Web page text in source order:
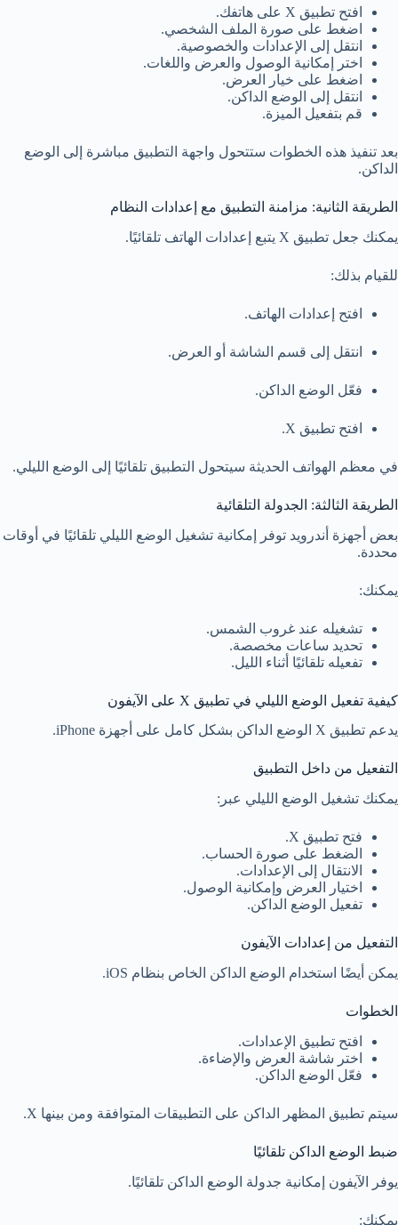
افتح تطبيق X على هاتفك.
اضغط على صورة الملف الشخصي.
انتقل إلى الإعدادات والخصوصية.
اختر إمكانية الوصول والعرض واللغات.
اضغط على خيار العرض.
انتقل إلى الوضع الداكن.
قم بتفعيل الميزة.
بعد تنفيذ هذه الخطوات ستتحول واجهة التطبيق مباشرة إلى الوضع
الداكن.
الطريقة الثانية: مزامنة التطبيق مع إعدادات النظام
يمكنك جعل تطبيق X يتبع إعدادات الهاتف تلقائيًا.
للقيام بذلك:
افتح إعدادات الهاتف.
انتقل إلى قسم الشاشة أو العرض.
فعّل الوضع الداكن.
افتح تطبيق X.
في معظم الهواتف الحديثة سيتحول التطبيق تلقائيًا إلى الوضع الليلي.
الطريقة الثالثة: الجدولة التلقائية
بعض أجهزة أندرويد توفر إمكانية تشغيل الوضع الليلي تلقائيًا في أوقات
محددة.
يمكنك:
تشغيله عند غروب الشمس.
تحديد ساعات مخصصة.
تفعيله تلقائيًا أثناء الليل.
كيفية تفعيل الوضع الليلي في تطبيق X على الآيفون
يدعم تطبيق X الوضع الداكن بشكل كامل على أجهزة iPhone.
التفعيل من داخل التطبيق
يمكنك تشغيل الوضع الليلي عبر:
فتح تطبيق X.
الضغط على صورة الحساب.
الانتقال إلى الإعدادات.
اختيار العرض وإمكانية الوصول.
تفعيل الوضع الداكن.
التفعيل من إعدادات الآيفون
يمكن أيضًا استخدام الوضع الداكن الخاص بنظام iOS.
الخطوات
افتح تطبيق الإعدادات.
اختر شاشة العرض والإضاءة.
فعّل الوضع الداكن.
سيتم تطبيق المظهر الداكن على التطبيقات المتوافقة ومن بينها X.
ضبط الوضع الداكن تلقائيًا
يوفر الآيفون إمكانية جدولة الوضع الداكن تلقائيًا.
يمكنك: